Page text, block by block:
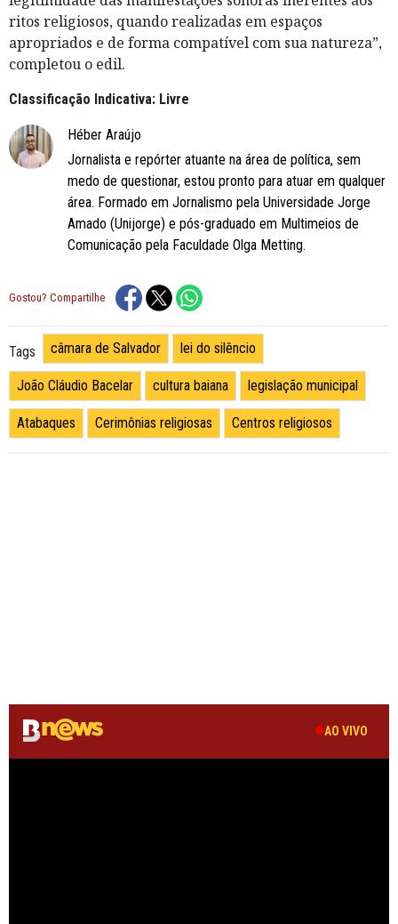
ritos religiosos, quando realizadas em espaços
apropriados e de forma compatível com sua natureza”,
completou o edil.
Classificação Indicativa: Livre
Héber Araújo
Jornalista e repórter atuante na área de política, sem
medo de questionar, estou pronto para atuar em qualquer
área. Formado em Jornalismo pela Universidade Jorge
Amado (Unijorge) e pós-graduado em Multimeios de
Comunicação pela Faculdade Olga Metting.
Gostou? Compartilhe
Tags câmara de Salvador lei do silêncio
João Cláudio Bacelar cultura baiana legislação municipal
Atabaques Cerimônias religiosas Centros religiosos
AO VIVO